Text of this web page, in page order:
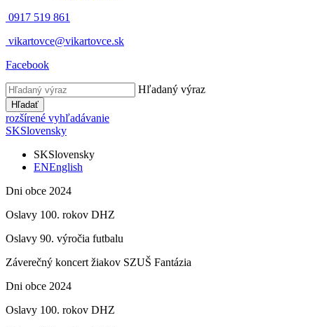
0917 519 861
vikartovce@vikartovce.sk
Facebook
Hľadaný výraz
Hľadať
rozšírené vyhľadávanie
SKSlovensky
SKSlovensky
ENEnglish
Dni obce 2024
Oslavy 100. rokov DHZ
Oslavy 90. výročia futbalu
Záverečný koncert žiakov SZUŠ Fantázia
Dni obce 2024
Oslavy 100. rokov DHZ